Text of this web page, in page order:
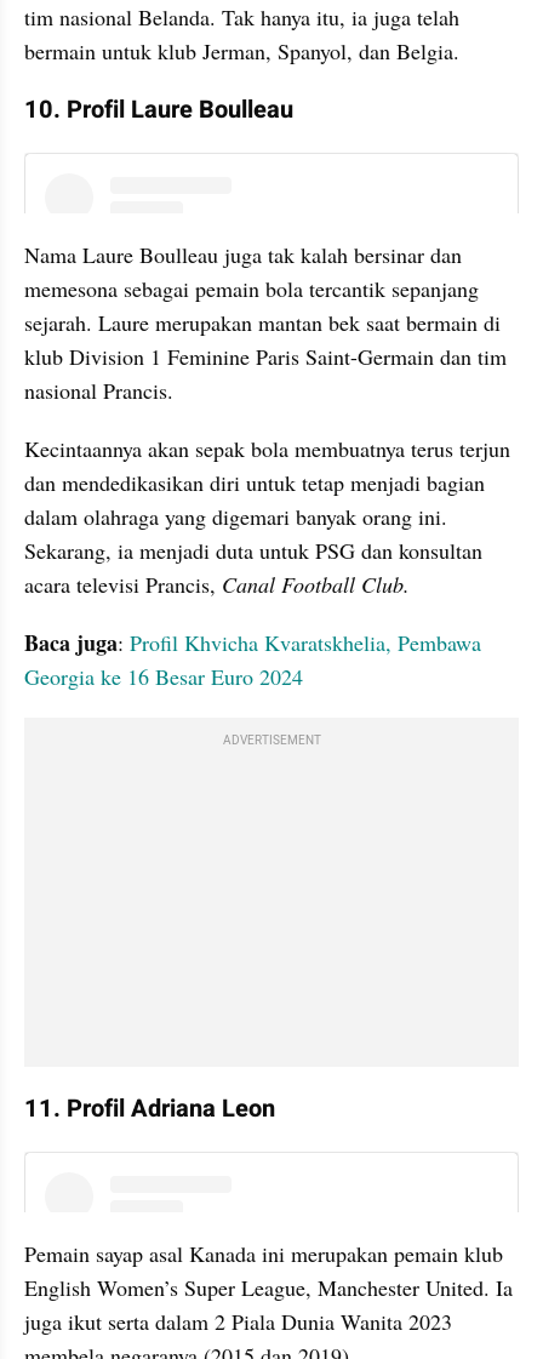
tim nasional Belanda. Tak hanya itu, ia juga telah
bermain untuk klub Jerman, Spanyol, dan Belgia.
10. Profil Laure Boulleau
Nama Laure Boulleau juga tak kalah bersinar dan
memesona sebagai pemain bola tercantik sepanjang
sejarah. Laure merupakan mantan bek saat bermain di
klub Division 1 Feminine Paris Saint-Germain dan tim
nasional Prancis.
Kecintaannya akan sepak bola membuatnya terus terjun
dan mendedikasikan diri untuk tetap menjadi bagian
dalam olahraga yang digemari banyak orang ini.
Sekarang, ia menjadi duta untuk PSG dan konsultan
acara televisi Prancis, Canal Football Club.
Baca juga: Profil Khvicha Kvaratskhelia, Pembawa
Georgia ke 16 Besar Euro 2024
ADVERTISEMENT
11. Profil Adriana Leon
Pemain sayap asal Kanada ini merupakan pemain klub
English Women’s Super League, Manchester United. Ia
juga ikut serta dalam 2 Piala Dunia Wanita 2023